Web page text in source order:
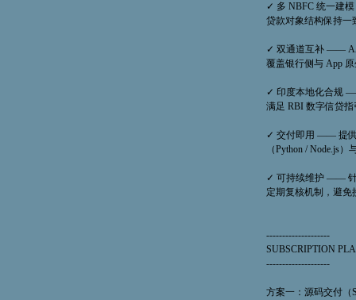
✓ 多 NBFC 统一建
贷款对象结构保持一
✓ 双通道互补 ——
覆盖银行侧与 App
✓ 印度本地化合规
满足 RBI 数字信贷
✓ 交付即用 —— 提供
（Python / Node.js
✓ 可持续维护 ——
定期复核机制，避免
--------------------
SUBSCRIPTION
--------------------
方案一：源码交付（